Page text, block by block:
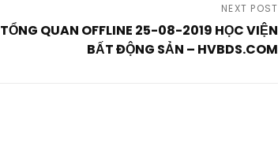
NEXT POST
TỔNG QUAN OFFLINE 25-08-2019 HỌC VIỆN
BẤT ĐỘNG SẢN – HVBDS.COM